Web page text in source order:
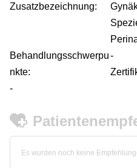
Zusatzbezeichnung:
Behandlungsschwerpu
nkte:
-
-
Es wurden noch keine